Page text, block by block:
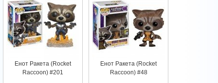
Енот Ракета (Rocket
Raccoon) #201
Енот Ракета (Rocket
Raccoon) #48